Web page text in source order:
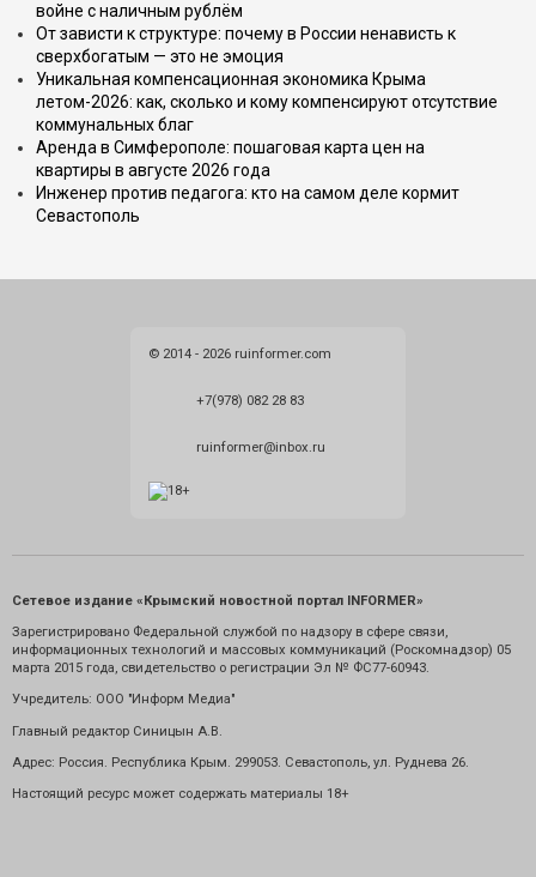
войне с наличным рублём
От зависти к структуре: почему в России ненависть к
сверхбогатым — это не эмоция
Уникальная компенсационная экономика Крыма
летом-2026: как, сколько и кому компенсируют отсутствие
коммунальных благ
Аренда в Симферополе: пошаговая карта цен на
квартиры в августе 2026 года
Инженер против педагога: кто на самом деле кормит
Севастополь
© 2014 - 2026 ruinformer.com
+7(978) 082 28 83
ruinformer@inbox.ru
Сетевое издание «Крымский новостной портал INFORMER»
Зарегистрировано Федеральной службой по надзору в сфере связи,
информационных технологий и массовых коммуникаций (Роскомнадзор) 05
марта 2015 года, свидетельство о регистрации Эл № ФС77-60943.
Учредитель: ООО "Информ Медиа"
Главный редактор Синицын А.В.
Адрес: Россия. Республика Крым. 299053. Севастополь, ул. Руднева 26.
Настоящий ресурс может содержать материалы 18+